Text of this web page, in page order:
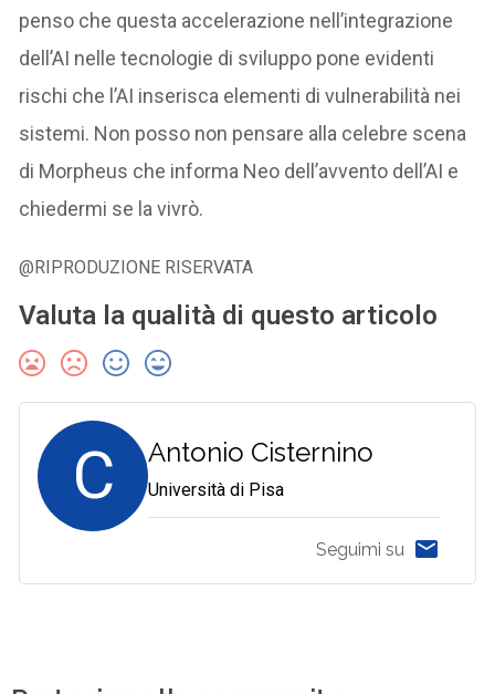
penso che questa accelerazione nell’integrazione
dell’AI nelle tecnologie di sviluppo pone evidenti
rischi che l’AI inserisca elementi di vulnerabilità nei
sistemi. Non posso non pensare alla celebre scena
di Morpheus che informa Neo dell’avvento dell’AI e
chiedermi se la vivrò.
@RIPRODUZIONE RISERVATA
Valuta la qualità di questo articolo
C Antonio Cisternino
Università di Pisa
Seguimi su